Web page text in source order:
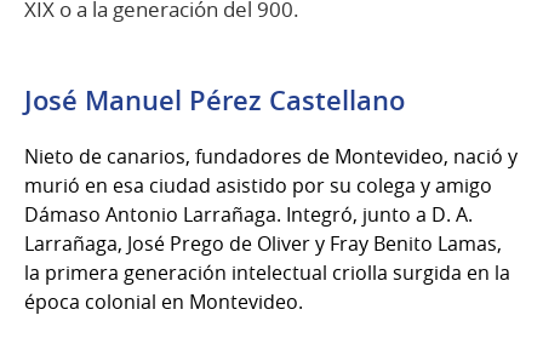
XIX o a la generación del 900.
José Manuel Pérez Castellano
Nieto de canarios, fundadores de Montevideo, nació y
murió en esa ciudad asistido por su colega y amigo
Dámaso Antonio Larrañaga. Integró, junto a D. A.
Larrañaga, José Prego de Oliver y Fray Benito Lamas,
la primera generación intelectual criolla surgida en la
época colonial en Montevideo.